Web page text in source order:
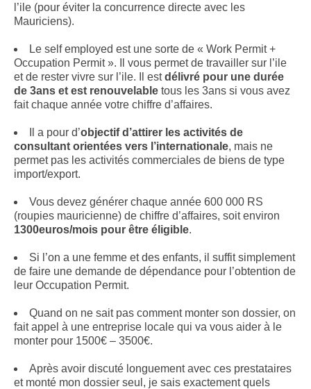
l’ile (pour éviter la concurrence directe avec les
Mauriciens).
Le self employed est une sorte de « Work Permit +
Occupation Permit ». Il vous permet de travailler sur l’ile
et de rester vivre sur l’ile. Il estdélivré pour une durée
de 3ans et est renouvelable tous les 3ans si vous avez
fait chaque année votre chiffre d’affaires.
Il a pour d’objectif d’attirer les activités de
consultant orientées vers l’internationale, mais ne
permet pas les activités commerciales de biens de type
import/export.
Vous devez générer chaque année 600 000 RS
(roupies mauricienne) de chiffre d’affaires, soit environ
1300euros/mois pour être éligible.
Si l’on a une femme et des enfants, il suffit simplement
de faire une demande de dépendance pour l’obtention de
leur Occupation Permit.
Quand on ne sait pas comment monter son dossier, on
fait appel à une entreprise locale qui va vous aider à le
monter pour 1500€ – 3500€.
Après avoir discuté longuement avec ces prestataires
et monté mon dossier seul, je sais exactement quels